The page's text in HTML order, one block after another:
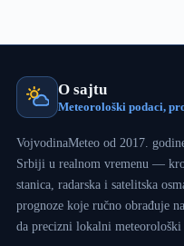
O sajtu
Meteorološki podaci,
VojvodinaMeteo od 2017.
Srbiji u realnom vremenu —
stanica, radarska i satelitska
prognoze koje ručno obrađuje
da precizni lokalni meteorološki